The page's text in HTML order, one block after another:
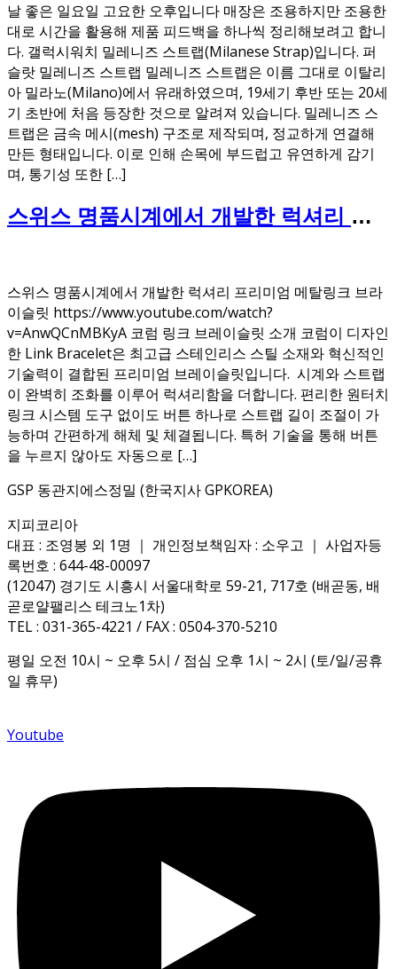
날 좋은 일요일 고요한 오후입니다 매장은 조용하지만 조용한
대로 시간을 활용해 제품 피드백을 하나씩 정리해보려고 합니
다. 갤럭시워치 밀레니즈 스트랩(Milanese Strap)입니다. 퍼
슬랏 밀레니즈 스트랩 밀레니즈 스트랩은 이름 그대로 이탈리
아 밀라노(Milano)에서 유래하였으며, 19세기 후반 또는 20세
기 초반에 처음 등장한 것으로 알려져 있습니다. 밀레니즈 스
트랩은 금속 메시(mesh) 구조로 제작되며, 정교하게 연결해
만든 형태입니다. 이로 인해 손목에 부드럽고 유연하게 감기
며, 통기성 또한 […]
스위스 명품시계에서 개발한 럭셔리 프
스위스 명품시계에서 개발한 럭셔리 프리미엄 메탈링크 브라
이슬릿 https://www.youtube.com/watch?
v=AnwQCnMBKyA 코럼 링크 브레이슬릿 소개 코럼이 디자인
한 Link Bracelet은 최고급 스테인리스 스틸 소재와 혁신적인
기술력이 결합된 프리미엄 브레이슬릿입니다. 시계와 스트랩
이 완벽히 조화를 이루어 럭셔리함을 더합니다. 편리한 원터치
링크 시스템 도구 없이도 버튼 하나로 스트랩 길이 조절이 가
능하며 간편하게 해체 및 체결됩니다. 특허 기술을 통해 버튼
을 누르지 않아도 자동으로 […]
GSP 동관지에스정밀 (한국지사 GPKOREA)
지피코리아
대표 : 조영봉 외 1명 ｜ 개인정보책임자 : 소우고 ｜ 사업자등
록번호 : 644-48-00097
(12047) 경기도 시흥시 서울대학로 59-21, 717호 (배곧동, 배
곧로얄팰리스 테크노1차)
TEL : 031-365-4221 / FAX : 0504-370-5210
평일 오전 10시 ~ 오후 5시 / 점심 오후 1시 ~ 2시 (토/일/공휴
일 휴무)
Youtube